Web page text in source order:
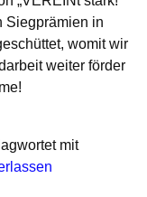
Siegprämien in
womit wir
weiter förder
mit